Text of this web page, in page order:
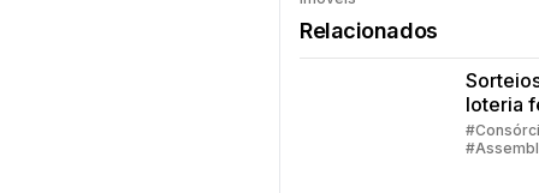
Relacionados
loteria
quando